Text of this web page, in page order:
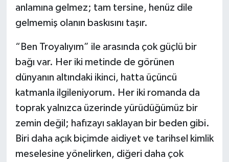
anlamına gelmez; tam tersine, henüz dile
gelmemiş olanın baskısını taşır.
“Ben Troyalıyım” ile arasında çok güçlü bir
bağı var. Her iki metinde de görünen
dünyanın altındaki ikinci, hatta üçüncü
katmanla ilgileniyorum. Her iki romanda da
toprak yalnızca üzerinde yürüdüğümüz bir
zemin değil; hafızayı saklayan bir beden gibi.
Biri daha açık biçimde aidiyet ve tarihsel kimlik
meselesine yönelirken, diğeri daha çok